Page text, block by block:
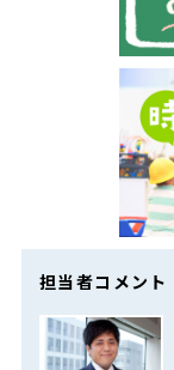
担当者コメント